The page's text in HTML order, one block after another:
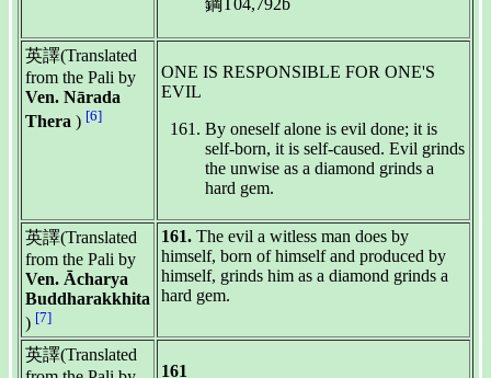
鋼T04,792b
英譯(Translated
from the Pali by
Ven. Nārada
Thera ) [6]
ONE IS RESPONSIBLE FOR ONE'S
EVIL
By oneself alone is evil done; it is
self-born, it is self-caused. Evil grinds
the unwise as a diamond grinds a
hard gem.
英譯(Translated
from the Pali by
Ven. Ācharya
Buddharakkhita
) [7]
161. The evil a witless man does by
himself, born of himself and produced by
himself, grinds him as a diamond grinds a
hard gem.
英譯(Translated
161